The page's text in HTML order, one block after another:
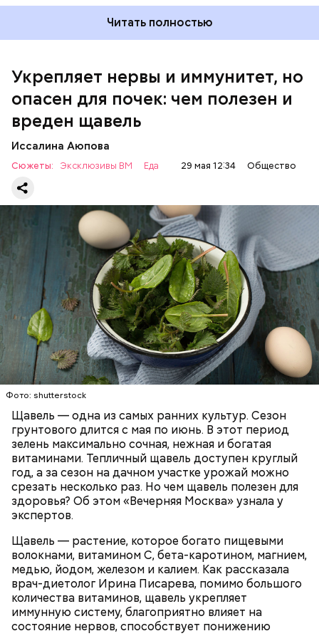
Читать полностью
Укрепляет нервы и иммунитет, но
опасен для почек: чем полезен и
вреден щавель
Иссалина Аюпова
Сюжеты: Эксклюзивы ВМ Еда 29 мая 12:34 Общество
Фото: shutterstock
Щавель — одна из самых ранних культур. Сезон
грунтового длится с мая по июнь. В этот период
зелень максимально сочная, нежная и богатая
витаминами. Тепличный щавель доступен круглый
год, а за сезон на дачном участке урожай можно
срезать несколько раз. Но чем щавель полезен для
здоровья? Об этом «Вечерняя Москва» узнала у
экспертов.
Щавель — растение, которое богато пищевыми
волокнами, витамином С, бета-каротином, магнием,
медью, йодом, железом и калием. Как рассказала
врач-диетолог Ирина Писарева, помимо большого
количества витаминов, щавель укрепляет
иммунную систему, благоприятно влияет на
состояние нервов, способствует понижению
Опасность же щавеля состоит в том, что он
содержит большое количество щавелевой кислоты,
которая может способствовать образованию
— Если человек уже болеет мочекаменной
болезнью, щавель ему не рекомендуется. При
артрите, гастрите, холецистите, синдроме
раздраженного кишечника, язвах и панкреатите
продукт тоже лучше исключить из рациона, —
предупредила врач. — Он может привести к
повышению кислотности желудка и раздражать
слизистые оболочки.
ЗДОРОВЬЕ ВРАЧИ
РАСТЕНИЯ
ПРОДУКТЫ